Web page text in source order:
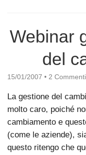
Webinar
del
15/01/2007 • 2 Commenti
La gestione del
molto caro, poiché
cambiamento e
(come le aziende),
questo ritengo che